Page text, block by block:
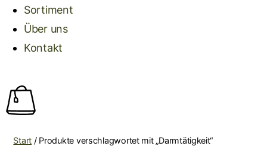
Sortiment
Über uns
Kontakt
Start / Produkte verschlagwortet mit „Darmtätigkeit“